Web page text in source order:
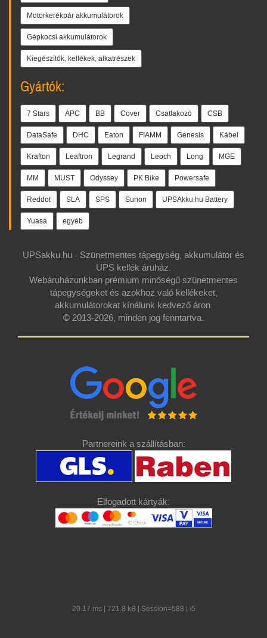
Motorkerékpár akkumulátorok
Gépkocsi akkumulátorok
Kiegészítők, kellékek, alkatrészek
Gyártók:
7 Stars APC BB Cover Csatlakozó CSB
DataSafe DHC Eaton FIAMM Genesis Kábel
Krafton Leaftron Legrand Leoch Long MGE
MM MUST Odyssey PK Bike Powersafe
Reddot SLA SPS Sunon UPSAkku.hu Battery
Yuasa egyéb
UPSakku.hu - Szünetmentes tápegység, akkumulátor és
UPS kellék áruház.
Webáruházunkban prémium minőségű szünetmentes
tápegységeket és azokhoz való kellékeket,
akkumulátorokat kínálunk kedvező áron.
© 2013-2026, minden jog fenntartva.
Partnereink a szállításban:
Elfogadott kártyák:
20.17 ms | 721.8 kB | Session=588 | /5